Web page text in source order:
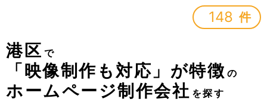
148 件
港区 で
「映像制作も対応」が特徴 の
ホームページ制作会社 を探す